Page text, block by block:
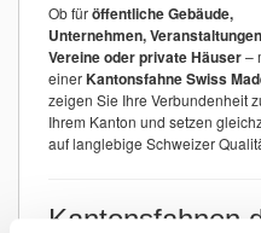
Ob füröffentliche Gebäude,
Unternehmen,
Vereine oder private Häuser–
einerKantonsfahne Swiss
zeigen Sie Ihre Verbundenheit
Ihrem Kanton und setzen
auf langlebige Schweizer
Kantonsfahnen